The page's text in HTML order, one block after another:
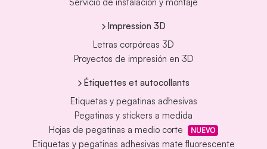
Servicio de instalación y montaje
Impression 3D
Letras corpóreas 3D
Proyectos de impresión en 3D
Étiquettes et autocollants
Etiquetas y pegatinas adhesivas
Pegatinas y stickers a medida
Hojas de pegatinas a medio corte
NUEVO
Etiquetas y pegatinas adhesivas mate fluorescente